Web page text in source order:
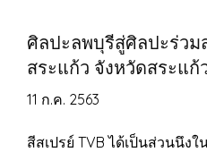
ศิลปะลพบุรีสู่ศิลปะร่วม
สระแก้ว จังหวัดสระแก้
11 ก.ค. 2563
สีสเปรย์ TVB ได้เป็นส่วนนึง